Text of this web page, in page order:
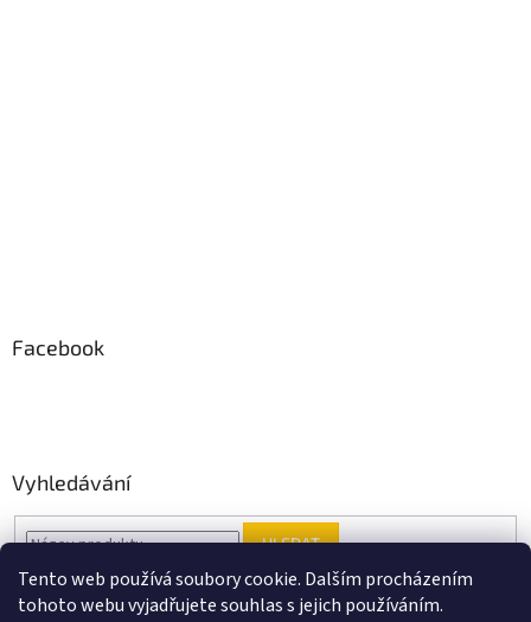
Tento web používá soubory cookie. Dalším procházením
tohoto webu vyjadřujete souhlas s jejich používáním.
Facebook
Vyhledávání
HLEDAT